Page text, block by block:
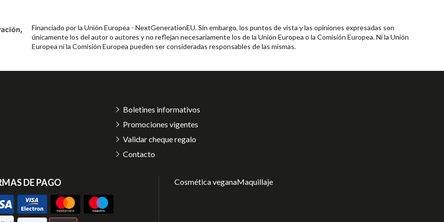
Financiado por la Unión Europea - NextGenerationEU. Sin embargo, los puntos de vista y las opiniones expresadas son
únicamente los del autor o autores y no reflejan necesariamente los de la Unión Europea o la Comisión Europea. Ni la Unión
Europea ni la Comisión Europea pueden ser consideradas responsables de las mismas.
DE PAGO
Boletines informativos
Promociones vigentes
Validar cheque regalo
Contacto
Cosmética veganaMaquillaje